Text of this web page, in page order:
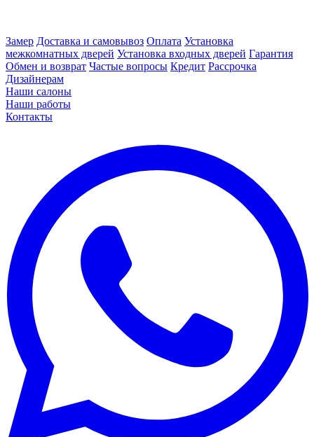
Замер Доставка и самовывоз Оплата Установка
межкомнатных дверей Установка входных дверей Гарантия
Обмен и возврат Частые вопросы Кредит Рассрочка
Дизайнерам
Наши салоны
Наши работы
Контакты